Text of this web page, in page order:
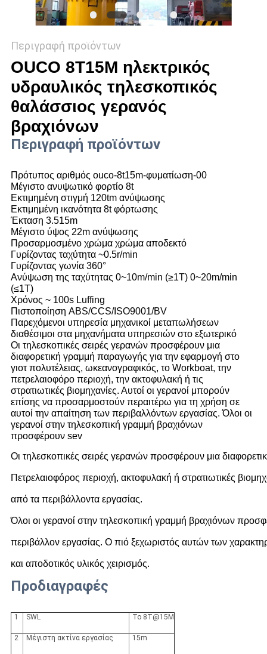
Περιγραφή προϊόντων
OUCO 8T15M ηλεκτρικός
υδραυλικός τηλεσκοπικός
θαλάσσιος γερανός
βραχιόνων
Περιγραφή προϊόντων
Πρότυπος αριθμός ouco-8t15m-φυματίωση-00
Μέγιστο ανυψωτικό φορτίο 8t
Εκτιμημένη στιγμή 120tm ανύψωσης
Εκτιμημένη ικανότητα 8t φόρτωσης
Έκταση 3.515m
Μέγιστο ύψος 22m ανύψωσης
Προσαρμοσμένο χρώμα χρώμα αποδεκτό
Γυρίζοντας ταχύτητα ~0.5r/min
Γυρίζοντας γωνία 360°
Ανύψωση της ταχύτητας 0~10m/min (≥1T) 0~20m/min
(≤1T)
Χρόνος ~ 100s Luffing
Πιστοποίηση ABS/CCS/ISO9001/BV
Παρεχόμενοι υπηρεσία μηχανικοί μεταπωλήσεων
διαθέσιμοι στα μηχανήματα υπηρεσιών στο εξωτερικό
Οι τηλεσκοπικές σειρές γερανών προσφέρουν μια
διαφορετική γραμμή παραγωγής για την εφαρμογή στο
γιοτ πολυτέλειας, ωκεανογραφικός, το Workboat, την
πετρελαιοφόρο περιοχή, την ακτοφυλακή ή τις
στρατιωτικές βιομηχανίες. Αυτοί οι γερανοί μπορούν
επίσης να προσαρμοστούν περαιτέρω για τη χρήση σε
αυτοί την απαίτηση των περιβαλλόντων εργασίας. Όλοι οι
γερανοί στην τηλεσκοπική γραμμή βραχιόνων
προσφέρουν sev
Οι τηλεσκοπικές σειρές γερανών προσφέρουν μια
Πετρελαιοφόρος περιοχή, ακτοφυλακή ή στρατιωτικές
από τα περιβάλλοντα εργασίας.
Όλοι οι γερανοί στην τηλεσκοπική γραμμή βραχιόνων
περιβάλλον εργασίας. Ο πιό ξεχωριστός αυτών των
και αποδοτικός υλικός χειρισμός.
Προδιαγραφές
1 SWL Το 8T@15M
2 Μέγιστη ακτίνα εργασίας 15m